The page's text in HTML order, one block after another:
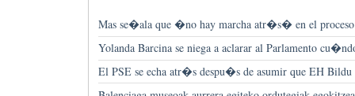
Mas se�ala que �no hay marcha atr�s� en el proceso
Yolanda Barcina se niega a aclarar al Parlamento
El PSE se echa atr�s despu�s de asumir que EH